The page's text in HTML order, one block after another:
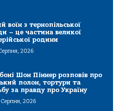
воїн з тернопільської
– це частина великої
родини
2026
Шон Піннер розповів про
полон, тортури та
за правду про Україну
2026